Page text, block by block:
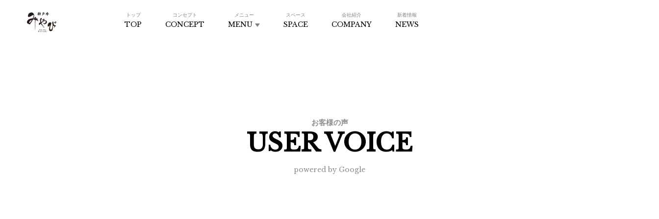
トップ
TOP
コンセプト
CONCEPT
メニュー
MENU
スペース
SPACE
会社紹介
COMPANY
新着情報
NEWS
お客様の声
USER VOICE
powered by Google